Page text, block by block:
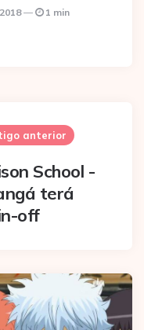
1 min
anterior
School -
terá
off